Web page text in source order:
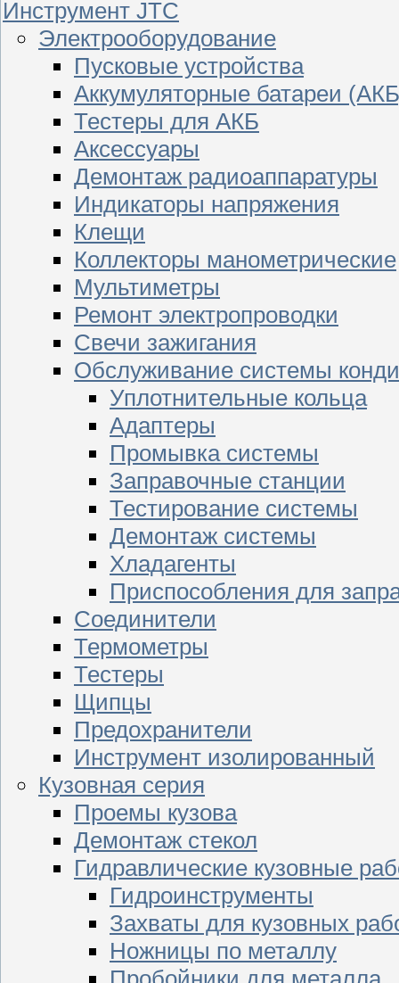
Инструмент JTC
Электрооборудование
Пусковые устройства
Аккумуляторные батареи
Тестеры для АКБ
Аксессуары
Демонтаж радиоаппаратуры
Индикаторы напряжения
Клещи
Коллекторы манометрические
Мультиметры
Ремонт электропроводки
Свечи зажигания
Обслуживание системы
Уплотнительные кольца
Адаптеры
Промывка системы
Заправочные станции
Тестирование системы
Демонтаж системы
Хладагенты
Приспособления для
Соединители
Термометры
Тестеры
Щипцы
Предохранители
Инструмент изолированный
Кузовная серия
Проемы кузова
Демонтаж стекол
Гидравлические кузовные
Гидроинструменты
Захваты для кузовных
Ножницы по металлу